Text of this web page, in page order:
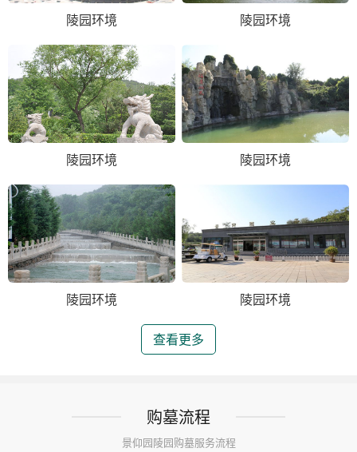
陵园环境 陵园环境
陵园环境 陵园环境
陵园环境 陵园环境
查看更多
购墓流程
景仰园陵园购墓服务流程